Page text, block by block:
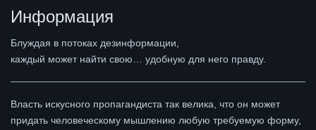
Информация
Блуждая в потоках дезинформации,
каждый может найти свою… удобную для него правду.
Власть искусного пропагандиста так велика, что он может
придать человеческому мышлению любую требуемую форму,